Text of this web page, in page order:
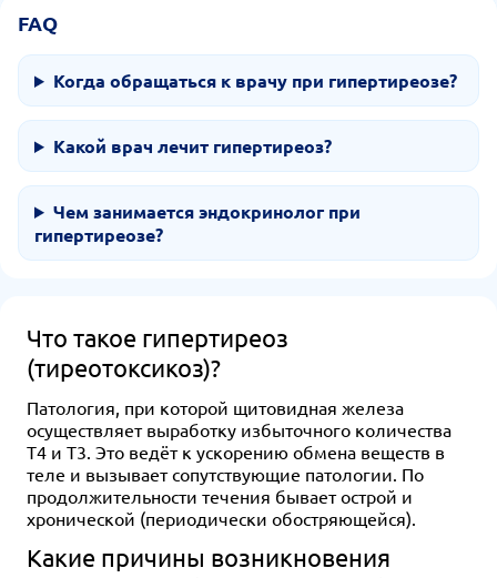
FAQ
Когда обращаться к врачу при гипертиреозе?
Какой врач лечит гипертиреоз?
Чем занимается эндокринолог при
гипертиреозе?
Что такое гипертиреоз
(тиреотоксикоз)?
Патология, при которой щитовидная железа
осуществляет выработку избыточного количества
Т4 и Т3. Это ведёт к ускорению обмена веществ в
теле и вызывает сопутствующие патологии. По
продолжительности течения бывает острой и
хронической (периодически обостряющейся).
Какие причины возникновения